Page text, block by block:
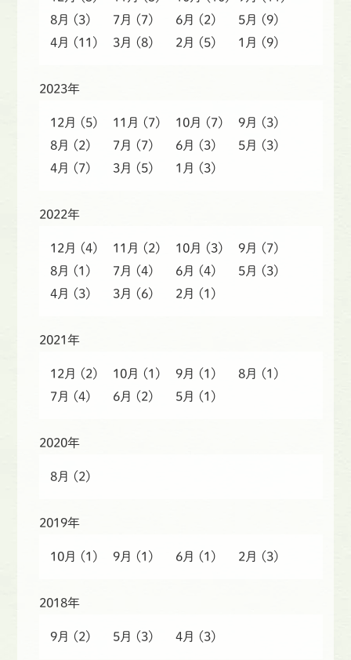
8月
(3) 7月 (7) 6月 (2) 5月
(9)
4月
(11) 3月 (8) 2月 (5) 1月 (9)
2023年
12月 (5) 11月 (7) 10月 (7) 9月
(3)
8月
(2) 7月 (7) 6月 (3) 5月
(3)
4月
(7) 3月 (5) 1月 (3)
2022年
12月 (4) 11月 (2) 10月 (3) 9月
(7)
8月
(1) 7月 (4) 6月 (4) 5月
(3)
4月
(3) 3月 (6) 2月 (1)
2021年
12月 (2) 10月 (1) 9月 (1) 8月
(1)
7月
(4) 6月 (2) 5月 (1)
2020年
8月 (2)
2019年
10月 (1) 9月 (1) 6月 (1) 2月 (3)
2018年
9月 (2) 5月 (3) 4月 (3)